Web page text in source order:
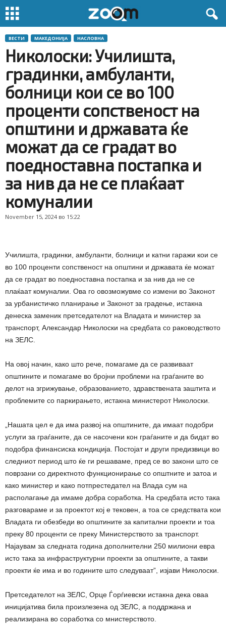
ВЕСТИ МАКЕДОНИЈА НАСЛОВНА
Николоски: Училишта,
градинки, амбуланти,
болници кои се во 100
проценти сопственост на
општини и државата ќе
можат да се градат во
поедноставна постапка и
за нив да не се плаќаат
комуналии
November 15, 2024 во 15:22
Училишта, градинки, амбуланти, болници и катни гаражи кои се
во 100 проценти сопственост на општини и државата ќе можат
да се градат во поедноставна постапка и за нив да не се
плаќаат комуналии. Ова го овозможувме со измени во Законот
за урбанистичко планирање и Законот за градење, истакна
денеска заменик претседателот на Владата и министер за
транспорт, Александар Николоски на средбата со раководството
на ЗЕЛС.
На овој начин, како што рече, помагаме да се развиваат
општините и помагаме во бројни проблеми на граѓаните во
делот на згрижување, образованието, здравствената заштита и
проблемите со паркирањето, истакна министерот Николоски.
„Нашата цел е да има рaзвој на општините, да имаат подобри
услуги за граѓаните, да се насочени кон граѓаните и да бидат во
подобра финансиска кондиција. Постојат и други предизвици во
следниот период што ќе ги решаваме, пред се во закони што се
поврзани со директното функционирање со општните и затоа и
како министер и како потпрестедател на Влада сум на
располагање да имаме добра соработка. На средбата исто така
разговараме и за проектот кој е тековен, а тоа се средствата кои
Владата ги обезбеди во општините за капитални проекти и тоа
преку 80 проценти се преку Министерството за транспорт.
Најаувам за следната година дополнителни 250 милиони евра
исто така за инфраструктурни проекти за општините, а такви
проекти ќе има и во годините што следуваат”, изјави Николоски.
Претседателот на ЗЕЛС, Орце Ѓорѓиевски истакна дека оваа
иницијатива била произлезена од ЗЕЛС, а поддржана и
реализирана во соработка со мнистерството.